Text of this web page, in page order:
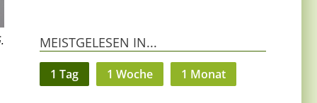
MEISTGELESEN IN...
1 Tag 1 Woche 1 Monat